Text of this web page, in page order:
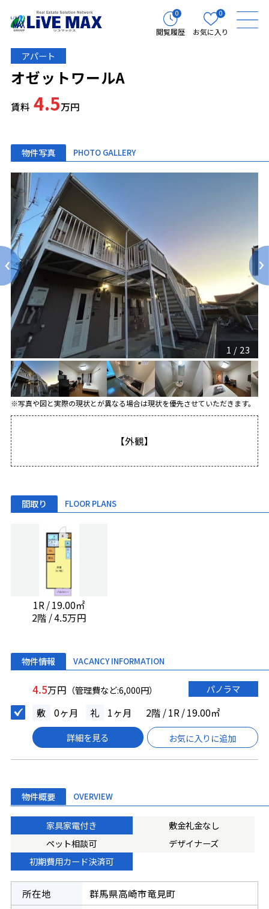
0
閲覧履歴
0
お気に入り
アパート
オゼットワールA
賃料 4.5万円
物件写真 PHOTO GALLERY
1 / 23
※写真や図と実際の現状とが異なる場合は現状を優先させていただきます。
【外観】
間取り FLOOR PLANS
1R / 19.00㎡
2階 / 4.5万円
物件情報 VACANCY INFORMATION
4.5万円 （管理費など:6,000円） パノラマ
敷 0ヶ月 礼 1ヶ月 2階 / 1R / 19.00㎡
詳細を見る お気に入りに追加
物件概要 OVERVIEW
家具家電付き
敷金礼金なし
ペット相談可
デザイナーズ
初期費用カード決済可
所在地 群馬県高崎市竜見町